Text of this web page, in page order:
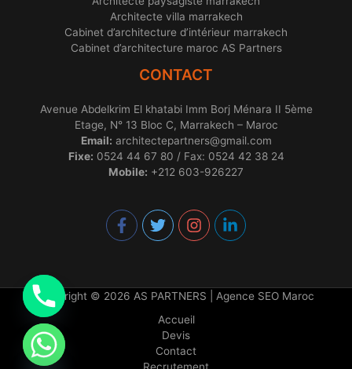
Architecte villa marrakech
Cabinet d’architecture d’intérieur marrakech
Cabinet d’architecture maroc AS Partners
CONTACT
Avenue Abdelkrim El khatabi Imm Borj Ménara II 5ème
Etage, N° 13 Bloc C, Marrakech – Maroc
Email: architectepartners@gmail.com
Fixe: 0524 44 67 80 / Fax: 0524 42 38 24
Mobile: +212 603-926227
Copyright © 2026 AS PARTNERS | Agence SEO Maroc
Accueil
Devis
Contact
chaty